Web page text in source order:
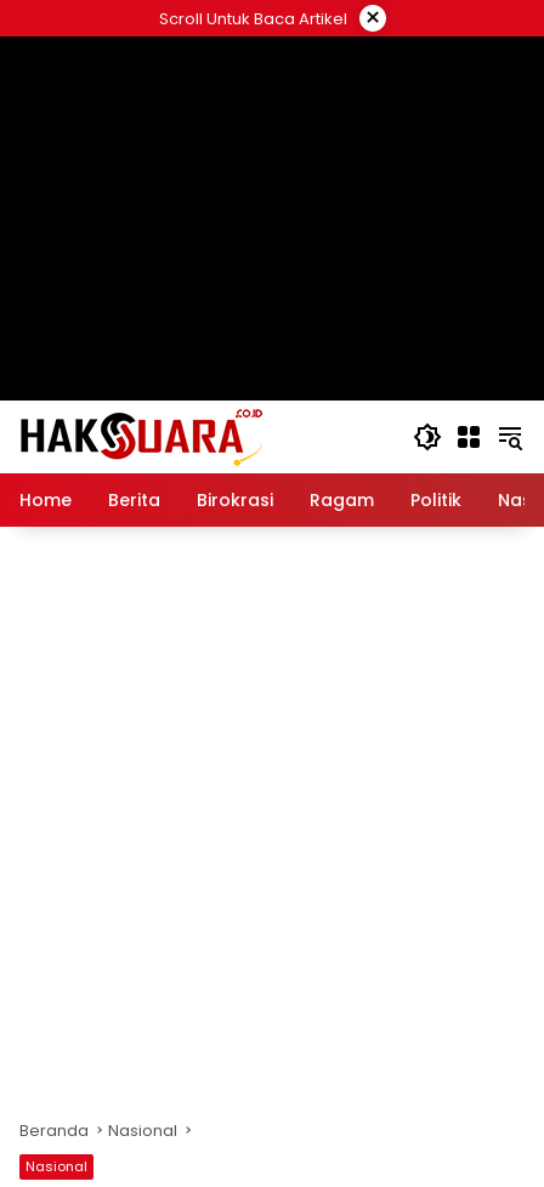
ke
Scroll Untuk Baca Artikel ×
Home Berita Birokrasi Ragam Politik
Beranda Nasional
Nasional